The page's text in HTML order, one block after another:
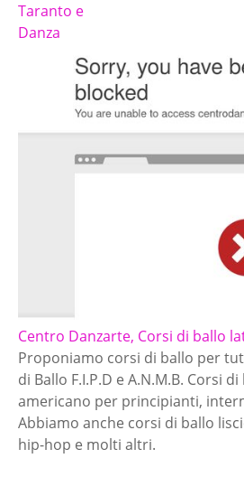
Taranto e
Danza
Centro Danzarte, Corsi di ballo
Proponiamo corsi di ballo per
di Ballo F.I.P.D e A.N.M.B. Corsi
americano per principianti,
Abbiamo anche corsi di ballo
hip-hop e molti altri.